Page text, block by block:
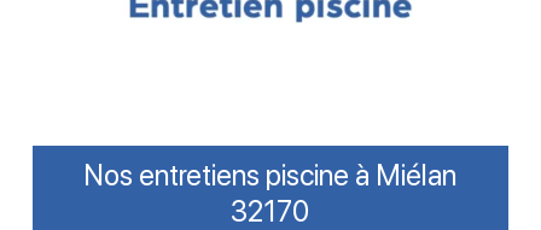
Nos entretiens piscine à Miélan
32170